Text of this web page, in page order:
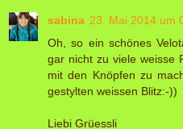
sabina 23. Mai 2014 um
Oh, so ein schönes
gar nicht zu viele weisse
mit den Knöpfen zu
gestylten weissen Blitz:-))
Liebi Grüessli